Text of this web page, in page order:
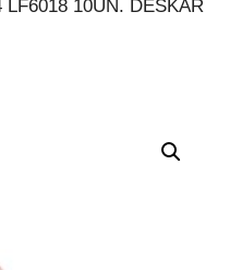
LF6018 10UN. DESKAR